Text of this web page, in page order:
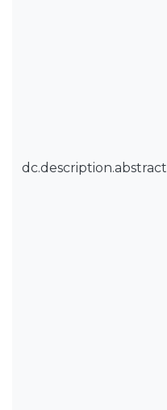
dc.description.abstract